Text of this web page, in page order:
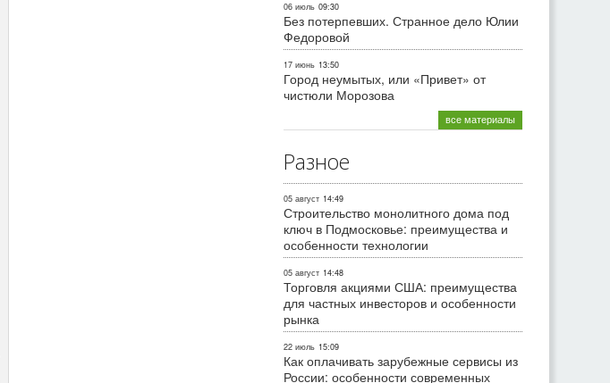
06 июль 09:30
Без потерпевших. Странное дело Юлии
Федоровой
17 июнь 13:50
Город неумытых, или «Привет» от
чистюли Морозова
все материалы
Разное
05 август 14:49
Строительство монолитного дома под
ключ в Подмосковье: преимущества и
особенности технологии
05 август 14:48
Торговля акциями США: преимущества
для частных инвесторов и особенности
рынка
22 июль 15:09
Как оплачивать зарубежные сервисы из
России: особенности современных